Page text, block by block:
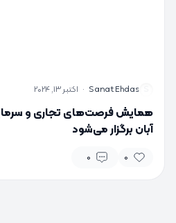
Sanat Ehdas
· اکتبر 13, 2024
همایش فرصت‌های تجاری و
آبان برگزار می‌شود
0
0